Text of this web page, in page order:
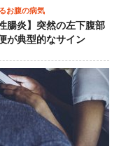
お腹の病気
腸炎】突然の左下腹部
が典型的なサイン